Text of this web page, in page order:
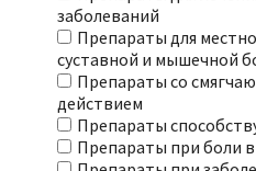
заболеваний
Препараты для
суставной и мышечной
Препараты со
действием
Препараты
Препараты при боли